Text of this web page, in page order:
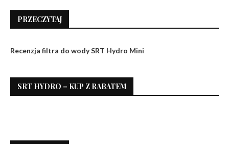
PRZECZYTAJ
Recenzja filtra do wody SRT Hydro Mini
SRT HYDRO – KUP Z RABATEM